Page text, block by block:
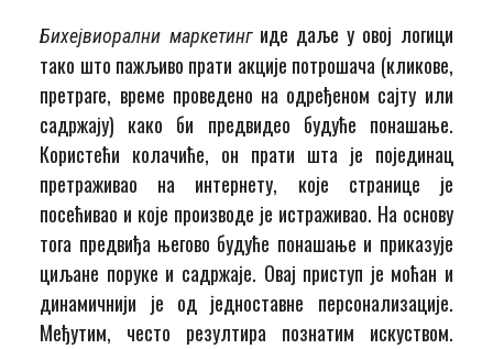
Бихејвиорални маркетингиде даље у овој логици
тако што пажљиво прати акције потрошача (кликове,
претраге, време проведено на одређеном сајту или
садржају) како би предвидео будуће понашање.
Користећи колачиће, он прати шта је појединац
претраживао на интернету, које странице је
посећивао и које производе је истраживао. На основу
тога предвиђа његово будуће понашање и приказује
циљане поруке и садржаје. Овај приступ је моћан и
динамичнији је од једноставне персонализације.
Међутим, често резултира познатим искуством.